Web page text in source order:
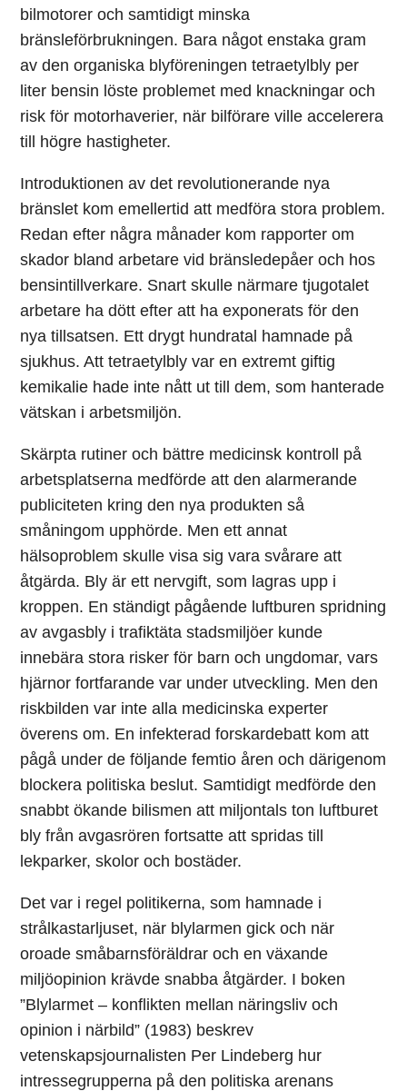
bilmotorer och samtidigt minska
bränsleförbrukningen. Bara något enstaka gram
av den organiska blyföreningen tetraetylbly per
liter bensin löste problemet med knackningar och
risk för motorhaverier, när bilförare ville accelerera
till högre hastigheter.
Introduktionen av det revolutionerande nya
bränslet kom emellertid att medföra stora problem.
Redan efter några månader kom rapporter om
skador bland arbetare vid bränsledepåer och hos
bensintillverkare. Snart skulle närmare tjugotalet
arbetare ha dött efter att ha exponerats för den
nya tillsatsen. Ett drygt hundratal hamnade på
sjukhus. Att tetraetylbly var en extremt giftig
kemikalie hade inte nått ut till dem, som hanterade
vätskan i arbetsmiljön.
Skärpta rutiner och bättre medicinsk kontroll på
arbetsplatserna medförde att den alarmerande
publiciteten kring den nya produkten så
småningom upphörde. Men ett annat
hälsoproblem skulle visa sig vara svårare att
åtgärda. Bly är ett nervgift, som lagras upp i
kroppen. En ständigt pågående luftburen spridning
av avgasbly i trafiktäta stadsmiljöer kunde
innebära stora risker för barn och ungdomar, vars
hjärnor fortfarande var under utveckling. Men den
riskbilden var inte alla medicinska experter
överens om. En infekterad forskardebatt kom att
pågå under de följande femtio åren och därigenom
blockera politiska beslut. Samtidigt medförde den
snabbt ökande bilismen att miljontals ton luftburet
bly från avgasrören fortsatte att spridas till
lekparker, skolor och bostäder.
Det var i regel politikerna, som hamnade i
strålkastarljuset, när blylarmen gick och när
oroade småbarnsföräldrar och en växande
miljöopinion krävde snabba åtgärder. I boken
”Blylarmet – konflikten mellan näringsliv och
opinion i närbild” (1983) beskrev
vetenskapsjournalisten Per Lindeberg hur
intressegrupperna på den politiska arenans